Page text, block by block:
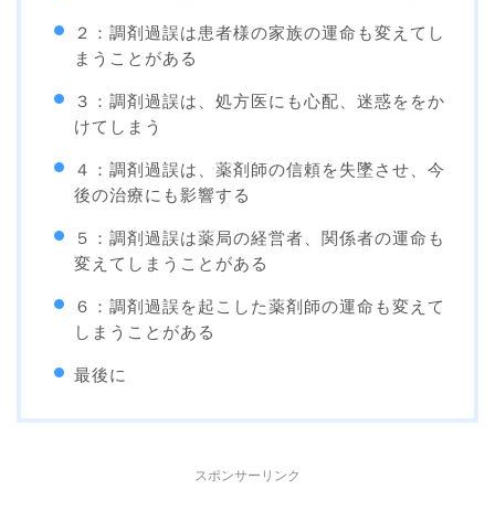
２：調剤過誤は患者様の家族の運命も変えてし
まうことがある
３：調剤過誤は、処方医にも心配、迷惑ををか
けてしまう
４：調剤過誤は、薬剤師の信頼を失墜させ、今
後の治療にも影響する
５：調剤過誤は薬局の経営者、関係者の運命も
変えてしまうことがある
６：調剤過誤を起こした薬剤師の運命も変えて
しまうことがある
最後に
スポンサーリンク